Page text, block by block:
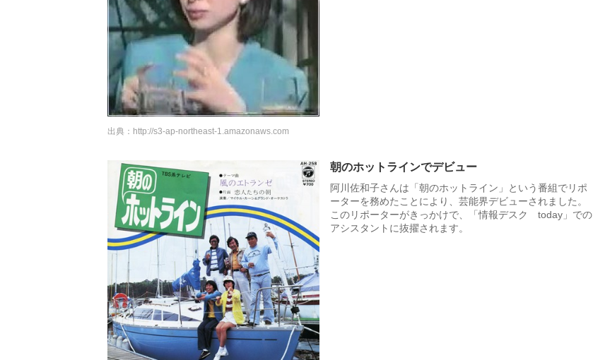
出典： http://s3-ap-northeast-1.amazonaws.com
朝のホットラインでデビュー
阿川佐和子さんは「朝のホットライン」という番組でリポ
ーターを務めたことにより、芸能界デビューされました。
このリポーターがきっかけで、「情報デスク today」での
アシスタントに抜擢されます。